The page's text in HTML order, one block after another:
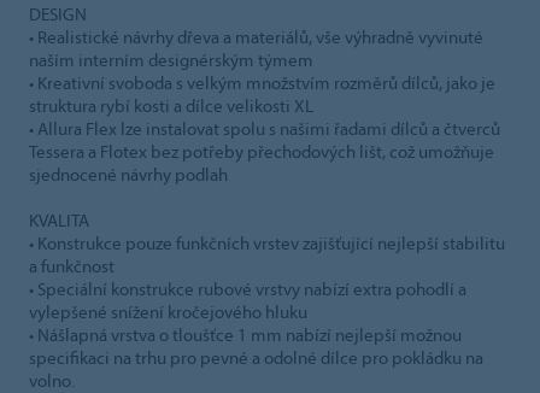
DESIGN
• Realistické návrhy dřeva a materiálů, vše výhradně vyvinuté
naším interním designérským týmem
• Kreativní svoboda s velkým množstvím rozměrů dílců, jako je
struktura rybí kosti a dílce velikosti XL
• Allura Flex lze instalovat spolu s našimi řadami dílců a čtverců
Tessera a Flotex bez potřeby přechodových lišt, což umožňuje
sjednocené návrhy podlah
KVALITA
• Konstrukce pouze funkčních vrstev zajišťující nejlepší stabilitu
a funkčnost
• Speciální konstrukce rubové vrstvy nabízí extra pohodlí a
vylepšené snížení kročejového hluku
• Nášlapná vrstva o tloušťce 1 mm nabízí nejlepší možnou
specifikaci na trhu pro pevné a odolné dílce pro pokládku na
volno.